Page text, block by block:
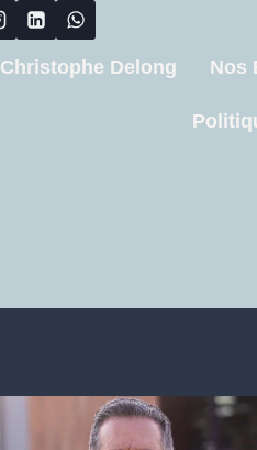
Christophe Delong Nos